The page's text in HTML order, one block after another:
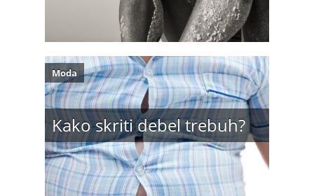
Kako skriti debel trebuh?
Moda